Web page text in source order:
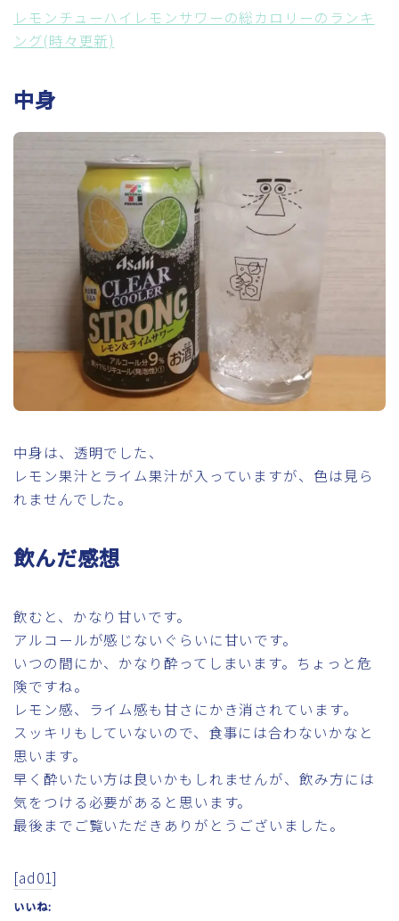
レモンチューハイレモンサワーの総カロリーのランキ
ング(時々更新)
中身
中身は、透明でした、
レモン果汁とライム果汁が入っていますが、色は見ら
れませんでした。
飲んだ感想
飲むと、かなり甘いです。
アルコールが感じないぐらいに甘いです。
いつの間にか、かなり酔ってしまいます。ちょっと危
険ですね。
レモン感、ライム感も甘さにかき消されています。
スッキリもしていないので、食事には合わないかなと
思います。
早く酔いたい方は良いかもしれませんが、飲み方には
気をつける必要があると思います。
最後までご覧いただきありがとうございました。
[ad01]
いいね: